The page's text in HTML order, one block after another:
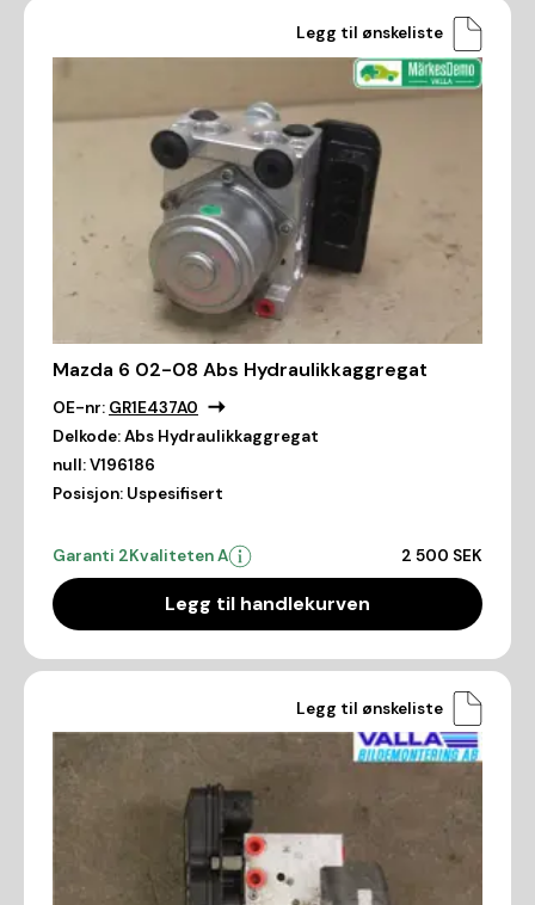
Legg til ønskeliste
Mazda 6 02-08 Abs Hydraulikkaggregat
OE-nr: GR1E437A0
Delkode:Abs Hydraulikkaggregat
null:V196186
Posisjon: Uspesifisert
Garanti 2Kvaliteten A 2 500 SEK
Legg til handlekurven
Legg til ønskeliste